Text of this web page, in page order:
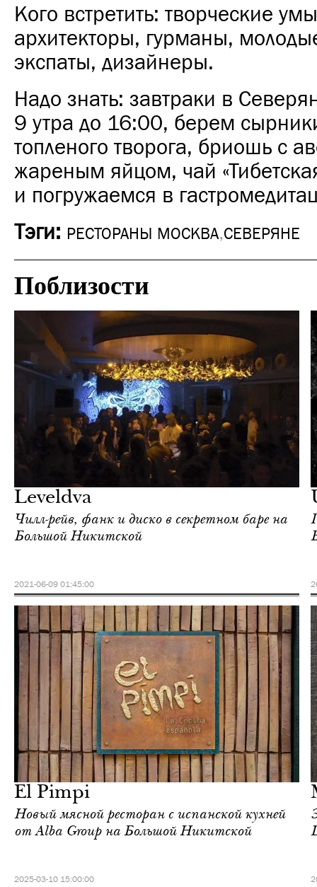
Кого встретить: творческие
архитекторы, гурманы,
экспаты, дизайнеры.
Надо знать: завтраки в
9 утра до 16:00, берем
топленого творога, бриошь с
жареным яйцом, чай
и погружаемся в
Тэги: РЕСТОРАНЫ МОСКВА,СЕВЕРЯНЕ
Поблизости
Leveldva
Чилл-рейв, фанк и диско в секретном баре на
Большой Никитской
2021-06-09 01:45:00
El Pimpi
Новый мясной ресторан с испанской кухней
от Alba Group на Большой Никитской
2025-03-10 15:00:00